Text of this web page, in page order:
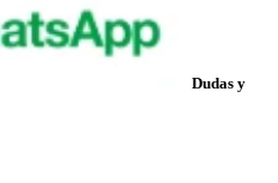
Dudas y